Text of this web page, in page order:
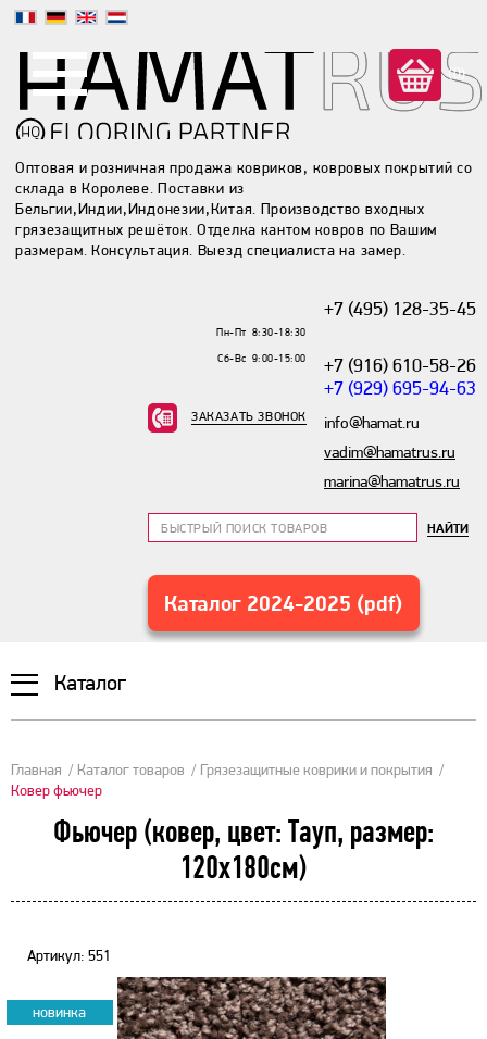
Оптовая и розничная продажа ковриков, ковровых покрытий со
склада в Королеве. Поставки из
Бельгии,Индии,Индонезии,Китая. Производство входных
грязезащитных решёток. Отделка кантом ковров по Вашим
размерам. Консультация. Выезд специалиста на замер.
(0)
+7 (495) 128-35-45
+7 (916) 610-58-26
+7 (929) 695-94-63
info@hamat.ru
vadim@hamatrus.ru
marina@hamatrus.ru
Пн-Пт 8:30-18:30
Сб-Вс 9:00-15:00
ЗАКАЗАТЬ ЗВОНОК
НАЙТИ
Каталог 2024-2025 (pdf)
Каталог
Главная Каталог товаров
Грязезащитные коврики и покрытия
Ковер фьючер
Фьючер (ковер, цвет: Тауп, размер:
120х180см)
Артикул: 551
новинка